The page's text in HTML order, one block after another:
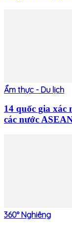
Ẩm thực - Du lịch
14 quốc gia xác
các nước
360° Nghiêng